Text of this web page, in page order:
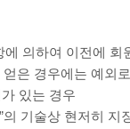
의하여 이전에
얻은 경우에는 예외
있는 경우
의 기술상 현저히 지